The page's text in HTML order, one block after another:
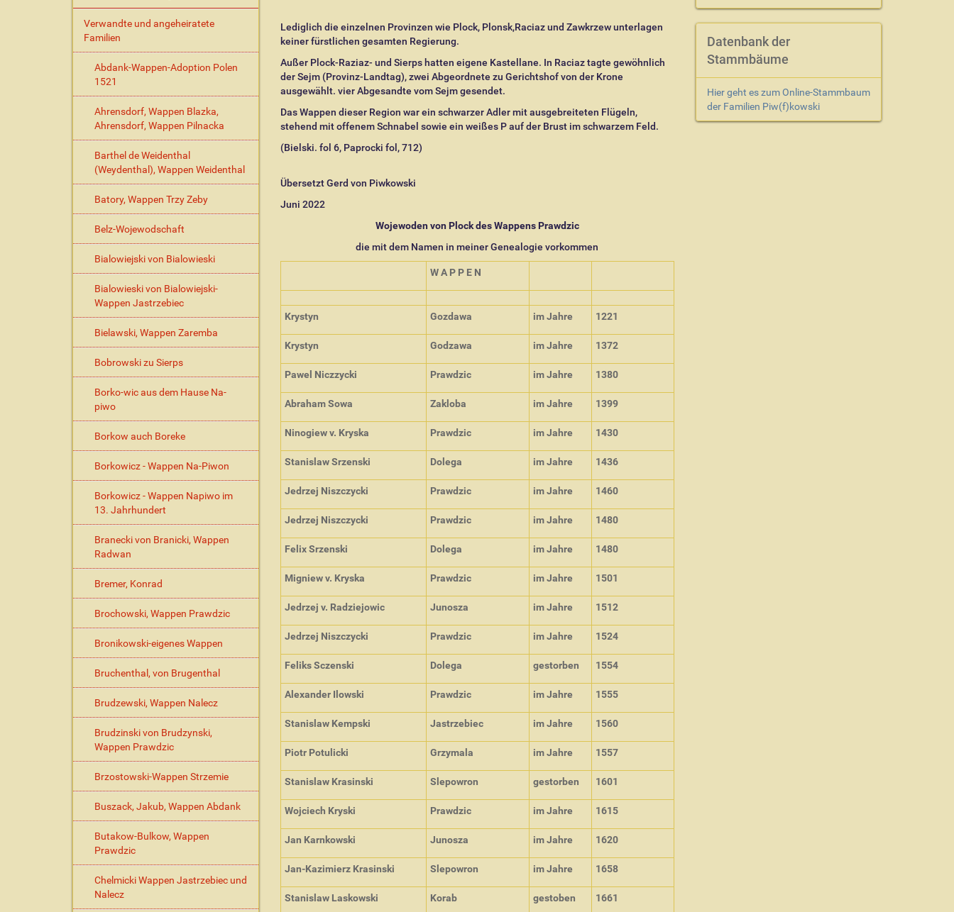
Lediglich die einzelnen Provinzen wie Plock, Plonsk,Raciaz und Zawkrzew unterlagen
keiner fürstlichen gesamten Regierung.
Außer Plock-Raziaz- und Sierps hatten eigene Kastellane. In Raciaz tagte gewöhnlich
der Sejm (Provinz-Landtag), zwei Abgeordnete zu Gerichtshof von der Krone
ausgewählt. vier Abgesandte vom Sejm gesendet.
Das Wappen dieser Region war ein schwarzer Adler mit ausgebreiteten Flügeln,
stehend mit offenem Schnabel sowie ein weißes P auf der Brust im schwarzem Feld.
(Bielski. fol 6, Paprocki fol, 712)
Übersetzt Gerd von Piwkowski
Juni 2022
Wojewoden von Plock des Wappens Prawdzic
die mit dem Namen in meiner Genealogie vorkommen
W A P P E N
Krystyn Gozdawa im Jahre 1221
Krystyn Godzawa im Jahre 1372
Pawel Niczzycki Prawdzic im Jahre 1380
Abraham Sowa Zakloba im Jahre 1399
Ninogiew v. Kryska Prawdzic im Jahre 1430
Stanislaw Srzenski Dolega im Jahre 1436
Jedrzej Niszczycki Prawdzic im Jahre 1460
Jedrzej Niszczycki Prawdzic im Jahre 1480
Felix Srzenski Dolega im Jahre 1480
Migniew v. Kryska Prawdzic im Jahre 1501
Jedrzej v. Radziejowic Junosza im Jahre 1512
Jedrzej Niszczycki Prawdzic im Jahre 1524
Feliks Sczenski Dolega gestorben 1554
Alexander Ilowski Prawdzic im Jahre 1555
Stanislaw Kempski Jastrzebiec im Jahre 1560
Piotr Potulicki Grzymala im Jahre 1557
Stanislaw Krasinski Slepowron gestorben 1601
Wojciech Kryski Prawdzic im Jahre 1615
Jan Karnkowski Junosza im Jahre 1620
Jan-Kazimierz Krasinski Slepowron im Jahre 1658
Stanislaw Laskowski Korab gestoben 1661
Verwandte und angeheiratete
Familien
Abdank-Wappen-Adoption Polen
1521
Ahrensdorf, Wappen Blazka,
Ahrensdorf, Wappen Pilnacka
Barthel de Weidenthal
(Weydenthal), Wappen Weidenthal
Batory, Wappen Trzy Zeby
Belz-Wojewodschaft
Bialowiejski von Bialowieski
Bialowieski von Bialowiejski-
Wappen Jastrzebiec
Bielawski, Wappen Zaremba
Bobrowski zu Sierps
Borko-wic aus dem Hause Na-
piwo
Borkow auch Boreke
Borkowicz - Wappen Na-Piwon
Borkowicz - Wappen Napiwo im
13. Jahrhundert
Branecki von Branicki, Wappen
Radwan
Bremer, Konrad
Brochowski, Wappen Prawdzic
Bronikowski-eigenes Wappen
Bruchenthal, von Brugenthal
Brudzewski, Wappen Nalecz
Brudzinski von Brudzynski,
Wappen Prawdzic
Brzostowski-Wappen Strzemie
Buszack, Jakub, Wappen Abdank
Butakow-Bulkow, Wappen
Prawdzic
Chelmicki Wappen Jastrzebiec und
Nalecz
Datenbank der
Stammbäume
Hier geht es zum Online-Stammbaum
der Familien Piw(f)kowski